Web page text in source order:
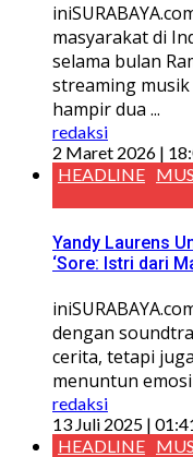
masyarakat di
selama bulan
streaming
hampir dua ...
redaksi
2 Maret 2026 |
HEADLINE
Yandy Laurens
‘Sore: Istri dari
dengan
cerita, tetapi
menuntun emosi
redaksi
13 Juli 2025 |
HEADLINE